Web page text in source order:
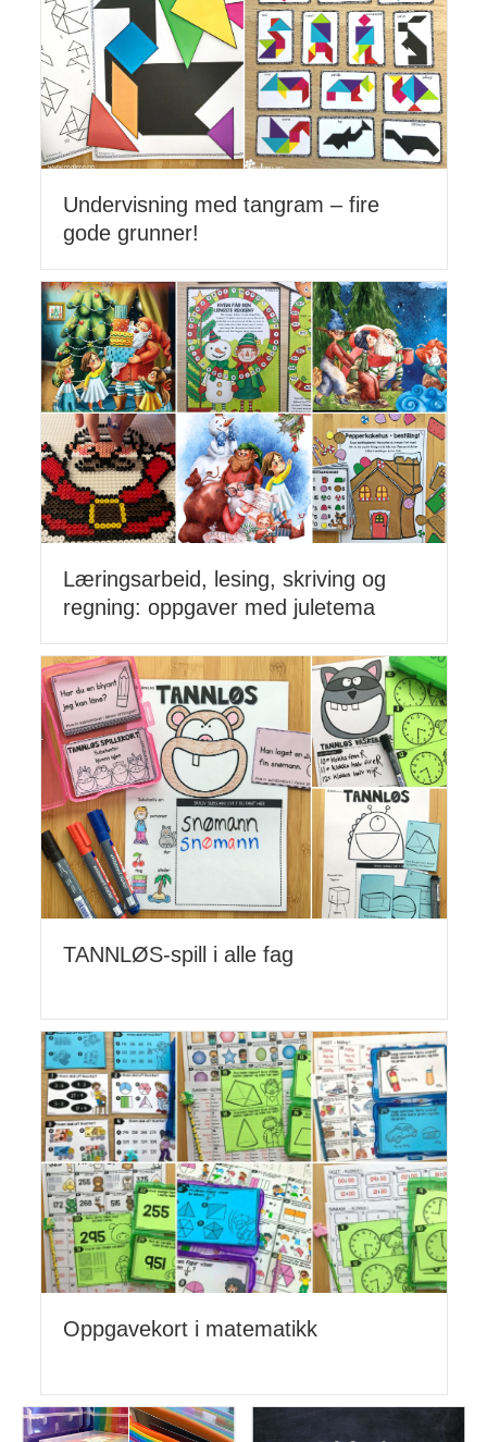
Undervisning med tangram – fire
gode grunner!
Læringsarbeid, lesing, skriving og
regning: oppgaver med juletema
TANNLØS-spill i alle fag
Oppgavekort i matematikk